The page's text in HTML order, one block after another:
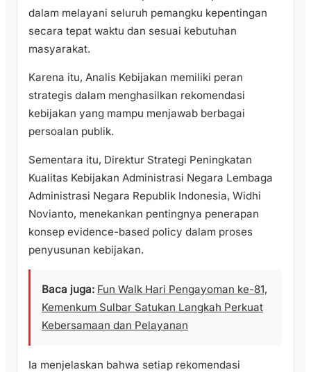
dalam melayani seluruh pemangku kepentingan
secara tepat waktu dan sesuai kebutuhan
masyarakat.
Karena itu, Analis Kebijakan memiliki peran
strategis dalam menghasilkan rekomendasi
kebijakan yang mampu menjawab berbagai
persoalan publik.
Sementara itu, Direktur Strategi Peningkatan
Kualitas Kebijakan Administrasi Negara Lembaga
Administrasi Negara Republik Indonesia, Widhi
Novianto, menekankan pentingnya penerapan
konsep evidence-based policy dalam proses
penyusunan kebijakan.
Baca juga: Fun Walk Hari Pengayoman ke-81,
Kemenkum Sulbar Satukan Langkah Perkuat
Kebersamaan dan Pelayanan
Ia menjelaskan bahwa setiap rekomendasi